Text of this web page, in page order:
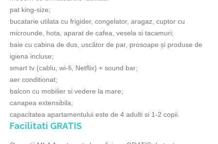
pat king-size;
bucatarie utilata cu frigider, congelator, aragaz, cuptor cu
microunde, hota, aparat de cafea, vesela si tacamuri;
baie cu cabina de dus, uscător de par, prosoape și produse de
igiena incluse;
smart tv (cablu, wi-fi, Netflix) + sound bar;
aer conditionat;
balcon cu mobilier si vedere la mare;
canapea extensibila;
capacitatea apartamentului este de 4 adulti si 1-2 copii.
Facilitati GRATIS